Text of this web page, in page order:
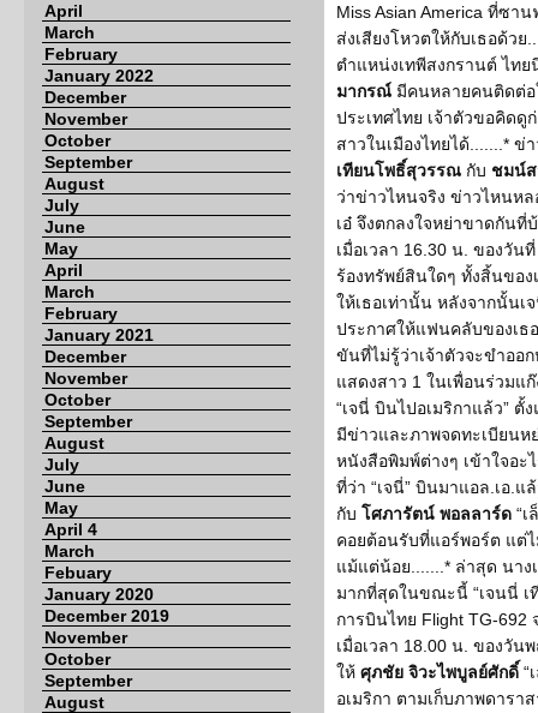
April
March
February
January 2022
December
November
October
September
August
July
June
May
April
March
February
January 2021
December
November
October
September
August
July
June
May
April 4
March
Febuary
January 2020
December 2019
November
October
September
August
Miss Asian America ที่ซา
ส่งเสียงโหวตให้กับเธอด้ว
ตำแหน่งเทพีสงกรานต์ ไทย
มากรณ์ มีคนหลายคนติดต่อ
ประเทศไทย เจ้าตัวขอคิดดู
สาวในเมืองไทยได้.......*
เทียนโพธิ์สุวรรณ กับ ชมน์ส
ว่าข่าวไหนจริง ข่าวไหนห
เอ๋ จึงตกลงใจหย่าขาดกัน
เมื่อเวลา 16.30 น. ของวัน
ร้องทรัพย์สินใดๆ ทั้งสิ้นของ
ให้เธอเท่านั้น หลังจากนั้น
ประกาศให้แฟนคลับของเธ
ขันที่ไม่รู้ว่าเจ้าตัวจะขำออก
แสดงสาว 1 ในเพื่อนร่วมแ
“เจนี่ บินไปอเมริกาแล้ว”
มีข่าวและภาพจดทะเบียนห
หนังสือพิมพ์ต่างๆ เข้าใจอะ
ที่ว่า “เจนี่” บินมาแอล.เอ.แ
กับ โศภารัตน์ พอลลาร์ด “
คอยต้อนรับที่แอร์พอร์ต แต่
แม้แต่น้อย.......* ล่าสุด นาง
มากที่สุดในขณะนี้ “เจนนี่ เ
การบินไทย Flight TG-692
เมื่อเวลา 18.00 น. ของวั
ให้ ศุภชัย จิวะไพบูลย์ศักดิ์ “
อเมริกา ตามเก็บภาพดาร